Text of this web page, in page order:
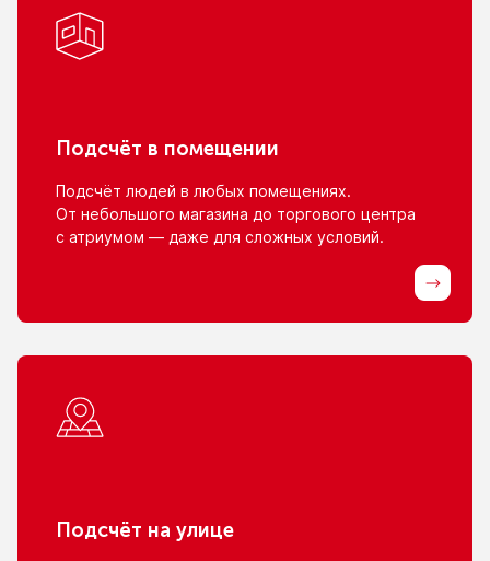
Подсчёт в помещении
Подсчёт людей в любых помещениях.
От небольшого магазина до торгового центра
с атриумом — даже для сложных условий.
Подсчёт на улице